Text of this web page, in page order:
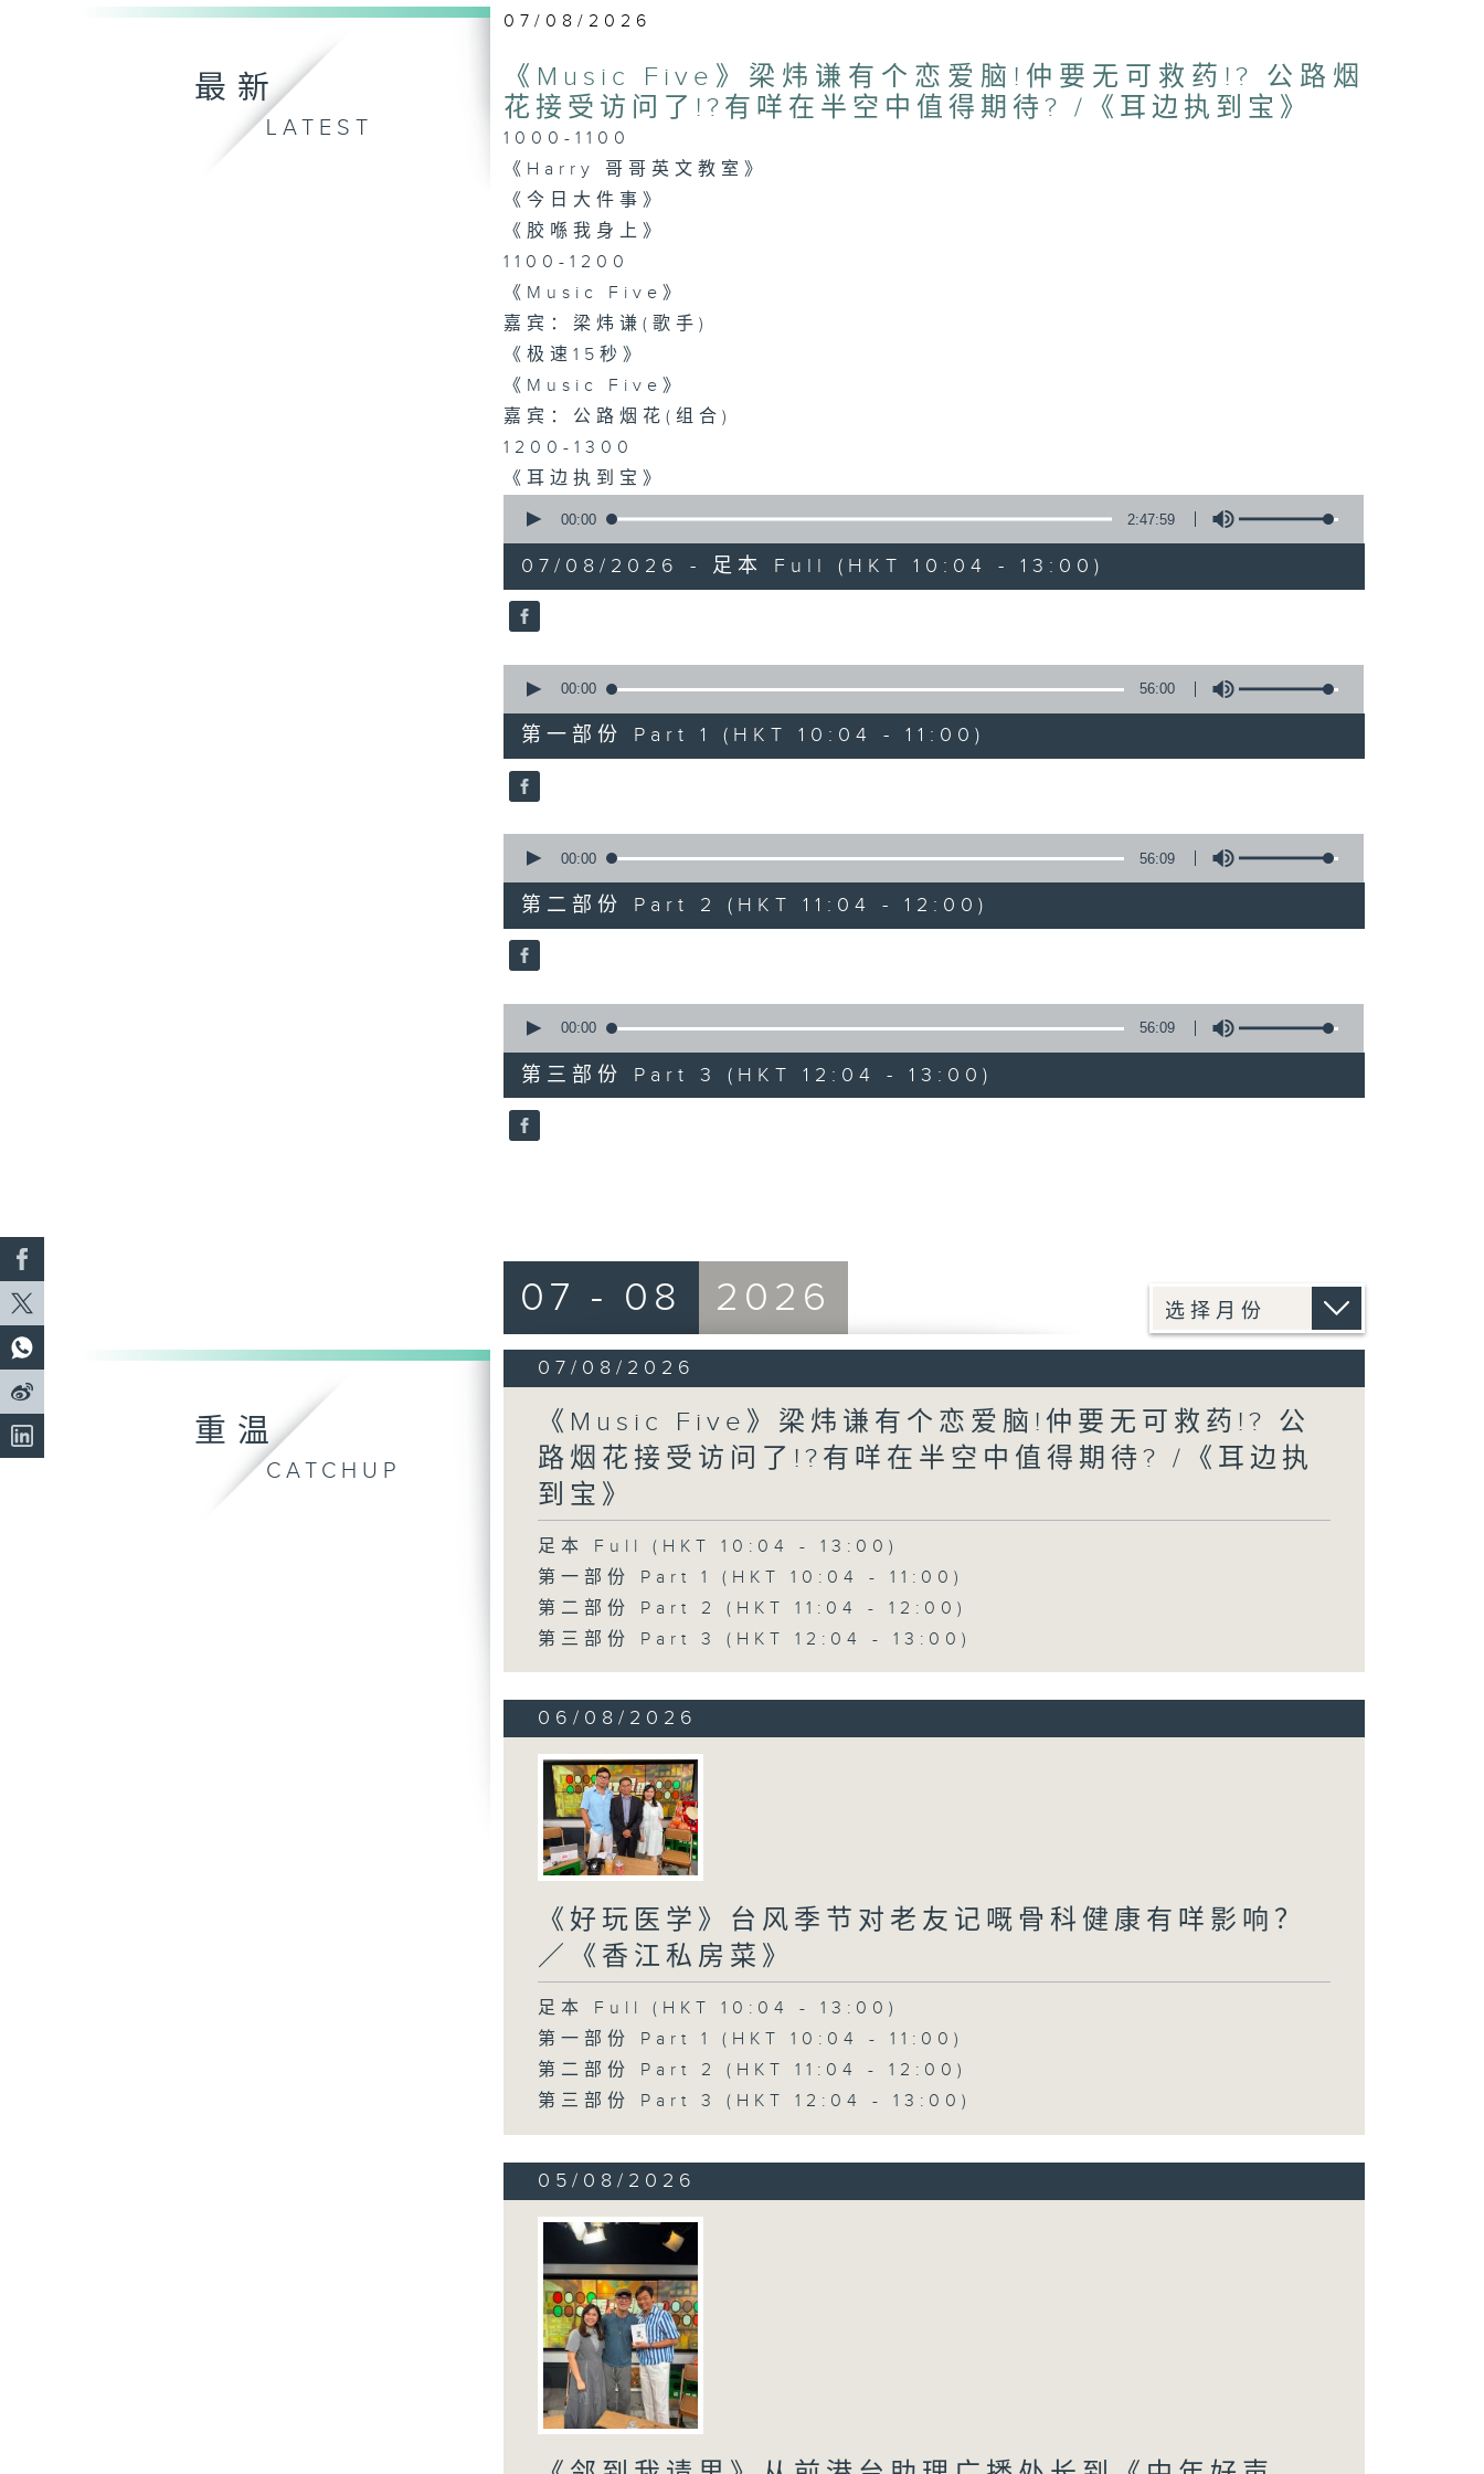
最新
LATEST
07/08/2026
《Music Five》梁炜谦有个恋爱脑!仲要无可救药!? 公路烟
花接受访问了!?有咩在半空中值得期待? /《耳边执到宝》
1000-1100
《Harry 哥哥英文教室》
《今日大件事》
《胶喺我身上》
1100-1200
《Music Five》
嘉宾：梁炜谦(歌手)
《极速15秒》
《Music Five》
嘉宾：公路烟花(组合)
1200-1300
《耳边执到宝》
seconds
hours,
47
minutes,
59
90%
00:00 2:47:59
07/08/2026 - 足本 Full (HKT 10:04 - 13:00)
seconds
56
minutes,
0
seconds
90%
00:00 56:00
第一部份 Part 1 (HKT 10:04 - 11:00)
seconds
56
minutes,
9
seconds
90%
00:00 56:09
第二部份 Part 2 (HKT 11:04 - 12:00)
seconds
56
minutes,
9
seconds
90%
00:00 56:09
第三部份 Part 3 (HKT 12:04 - 13:00)
重温
CATCHUP
07 - 08 2026
07/08/2026
《Music Five》梁炜谦有个恋爱脑!仲要无可救药!? 公
路烟花接受访问了!?有咩在半空中值得期待? /《耳边执
到宝》
足本 Full (HKT 10:04 - 13:00)
第一部份 Part 1 (HKT 10:04 - 11:00)
第二部份 Part 2 (HKT 11:04 - 12:00)
第三部份 Part 3 (HKT 12:04 - 13:00)
06/08/2026
《好玩医学》台风季节对老友记嘅骨科健康有咩影响？
／《香江私房菜》
足本 Full (HKT 10:04 - 13:00)
第一部份 Part 1 (HKT 10:04 - 11:00)
第二部份 Part 2 (HKT 11:04 - 12:00)
第三部份 Part 3 (HKT 12:04 - 13:00)
05/08/2026